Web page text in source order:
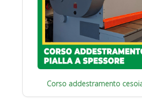
Corso addestramento